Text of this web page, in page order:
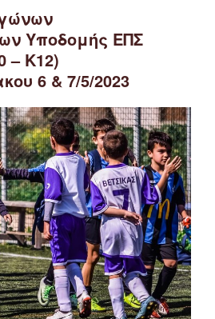
Υποδομής ΕΠΣ
– Κ12)
6 & 7/5/2023